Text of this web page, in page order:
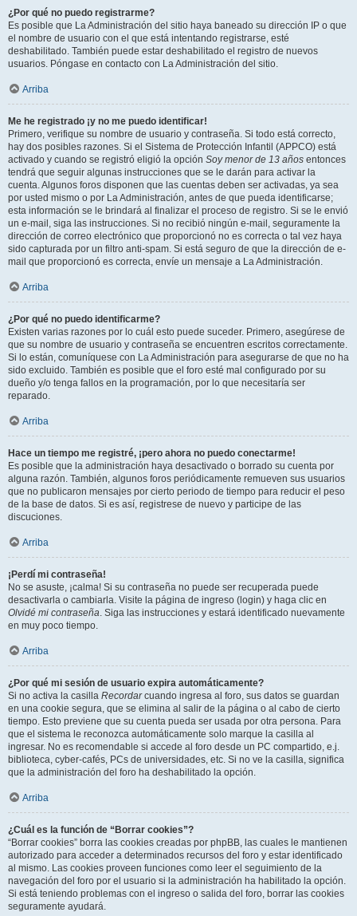
¿Por qué no puedo registrarme?
Es posible que La Administración del sitio haya baneado su dirección IP o que
el nombre de usuario con el que está intentando registrarse, esté
deshabilitado. También puede estar deshabilitado el registro de nuevos
usuarios. Póngase en contacto con La Administración del sitio.
Arriba
Me he registrado ¡y no me puedo identificar!
Primero, verifique su nombre de usuario y contraseña. Si todo está correcto,
hay dos posibles razones. Si el Sistema de Protección Infantil (APPCO) está
activado y cuando se registró eligió la opción Soy menor de 13 años entonces
tendrá que seguir algunas instrucciones que se le darán para activar la
cuenta. Algunos foros disponen que las cuentas deben ser activadas, ya sea
por usted mismo o por La Administración, antes de que pueda identificarse;
esta información se le brindará al finalizar el proceso de registro. Si se le envió
un e-mail, siga las instrucciones. Si no recibió ningún e-mail, seguramente la
dirección de correo electrónico que proporcionó no es correcta o tal vez haya
sido capturada por un filtro anti-spam. Si está seguro de que la dirección de e-
mail que proporcionó es correcta, envíe un mensaje a La Administración.
Arriba
¿Por qué no puedo identificarme?
Existen varias razones por lo cuál esto puede suceder. Primero, asegúrese de
que su nombre de usuario y contraseña se encuentren escritos correctamente.
Si lo están, comuníquese con La Administración para asegurarse de que no ha
sido excluido. También es posible que el foro esté mal configurado por su
dueño y/o tenga fallos en la programación, por lo que necesitaría ser
reparado.
Arriba
Hace un tiempo me registré, ¡pero ahora no puedo conectarme!
Es posible que la administración haya desactivado o borrado su cuenta por
alguna razón. También, algunos foros periódicamente remueven sus usuarios
que no publicaron mensajes por cierto periodo de tiempo para reducir el peso
de la base de datos. Si es así, registrese de nuevo y participe de las
discuciones.
Arriba
¡Perdí mi contraseña!
No se asuste, ¡calma! Si su contraseña no puede ser recuperada puede
desactivarla o cambiarla. Visite la página de ingreso (login) y haga clic en
Olvidé mi contraseña. Siga las instrucciones y estará identificado nuevamente
en muy poco tiempo.
Arriba
¿Por qué mi sesión de usuario expira automáticamente?
Si no activa la casilla Recordarcuando ingresa al foro, sus datos se guardan
en una cookie segura, que se elimina al salir de la página o al cabo de cierto
tiempo. Esto previene que su cuenta pueda ser usada por otra persona. Para
que el sistema le reconozca automáticamente solo marque la casilla al
ingresar. No es recomendable si accede al foro desde un PC compartido, e.j.
biblioteca, cyber-cafés, PCs de universidades, etc. Si no ve la casilla, significa
que la administración del foro ha deshabilitado la opción.
Arriba
¿Cuál es la función de “Borrar cookies”?
“Borrar cookies” borra las cookies creadas por phpBB, las cuales le mantienen
autorizado para acceder a determinados recursos del foro y estar identificado
al mismo. Las cookies proveen funciones como leer el seguimiento de la
navegación del foro por el usuario si la administración ha habilitado la opción.
Si está teniendo problemas con el ingreso o salida del foro, borrar las cookies
seguramente ayudará.